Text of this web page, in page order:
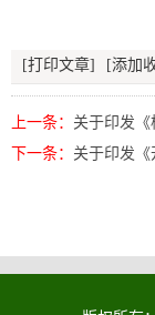
[打印文章] [添加
上一条： 关于印发
下一条： 关于印发